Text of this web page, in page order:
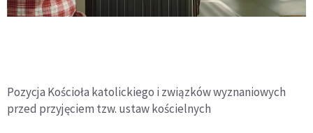
Pozycja Kościoła katolickiego i związków wyznaniowych
przed przyjęciem tzw. ustaw kościelnych